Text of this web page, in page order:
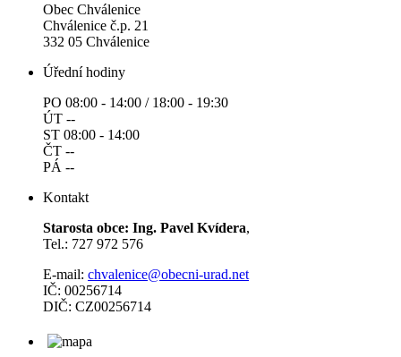
Obec Chválenice
Chválenice č.p. 21
332 05 Chválenice
Úřední hodiny
PO 08:00 - 14:00 / 18:00 - 19:30
ÚT --
ST 08:00 - 14:00
ČT --
PÁ --
Kontakt
Starosta obce: Ing. Pavel Kvídera,
Tel.: 727 972 576
E-mail: chvalenice@obecni-urad.net
IČ: 00256714
DIČ: CZ00256714